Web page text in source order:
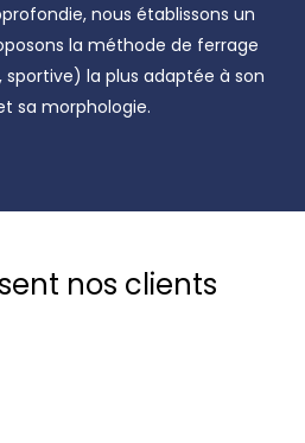
nous établissons un
la méthode de ferrage
la plus adaptée à son
sa morphologie.
nos clients